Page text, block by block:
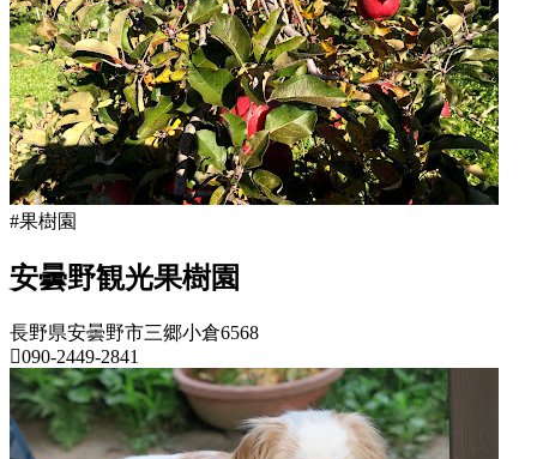
園
2022
年
8
月
18
日
2022
年
8
20
日
直
売
所
っ
#果樹園
安曇野観光果樹園
長野県安曇野市三郷小倉6568
090-2449-2841
長
野
県